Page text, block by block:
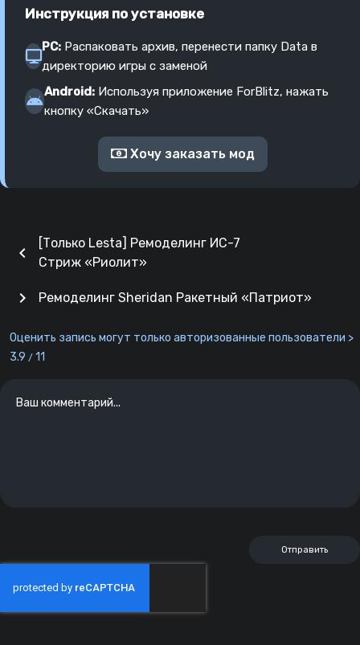
Инструкция по установке
PC: Распаковать архив, перенести папку Data в
директорию игры с заменой
Android: Используя приложение ForBlitz, нажать
кнопку «Скачать»
Хочу заказать мод
chevron_left
[Только Lesta] Ремоделинг ИС-7
Стриж «Риолит»
Ремоделинг Sheridan Ракетный «Патриот»
chevron_right
Оценить запись могут только авторизованные пользователи >
3.9 / 11